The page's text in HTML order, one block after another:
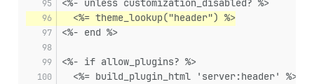
<%- unless customization_disabled? %>
  <%= theme_lookup("header") %>
<%- end %>
<%- if allow_plugins? %>
  <%= build_plugin_html 'server:header' %>